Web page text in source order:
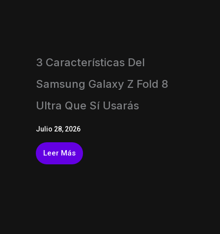
3 Características Del
Samsung Galaxy Z Fold 8
Ultra Que Sí Usarás
Julio 28, 2026
Leer Más